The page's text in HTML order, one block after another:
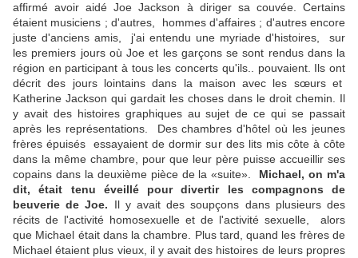
affirmé avoir aidé Joe Jackson à diriger sa couvée. Certains
étaient musiciens ; d'autres, hommes d'affaires ; d'autres encore
juste d'anciens amis, j'ai entendu une myriade d'histoires, sur
les premiers jours où Joe et les garçons se sont rendus dans la
région en participant à tous les concerts qu'ils.. pouvaient. Ils ont
décrit des jours lointains dans la maison avec les sœurs et
Katherine Jackson qui gardait les choses dans le droit chemin. Il
y avait des histoires graphiques au sujet de ce qui se passait
après les représentations. Des chambres d'hôtel où les jeunes
frères épuisés essayaient de dormir sur des lits mis côte à côte
dans la même chambre, pour que leur père puisse accueillir ses
copains dans la deuxième pièce de la «suite».
Michael, on m'a
dit, était tenu éveillé pour divertir les compagnons de
beuverie de Joe. Il y avait des soupçons dans plusieurs des
récits de l'activité homosexuelle et de l'activité sexuelle, alors
que Michael était dans la chambre. Plus tard, quand les frères de
Michael étaient plus vieux, il y avait des histoires de leurs propres